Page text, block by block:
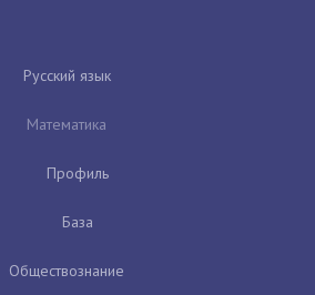
Русский язык
Математика
Профиль
База
Обществознание